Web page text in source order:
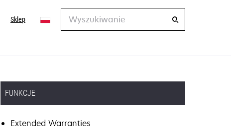
Sklep
Wyszukiwanie
FUNKCJE
Extended Warranties